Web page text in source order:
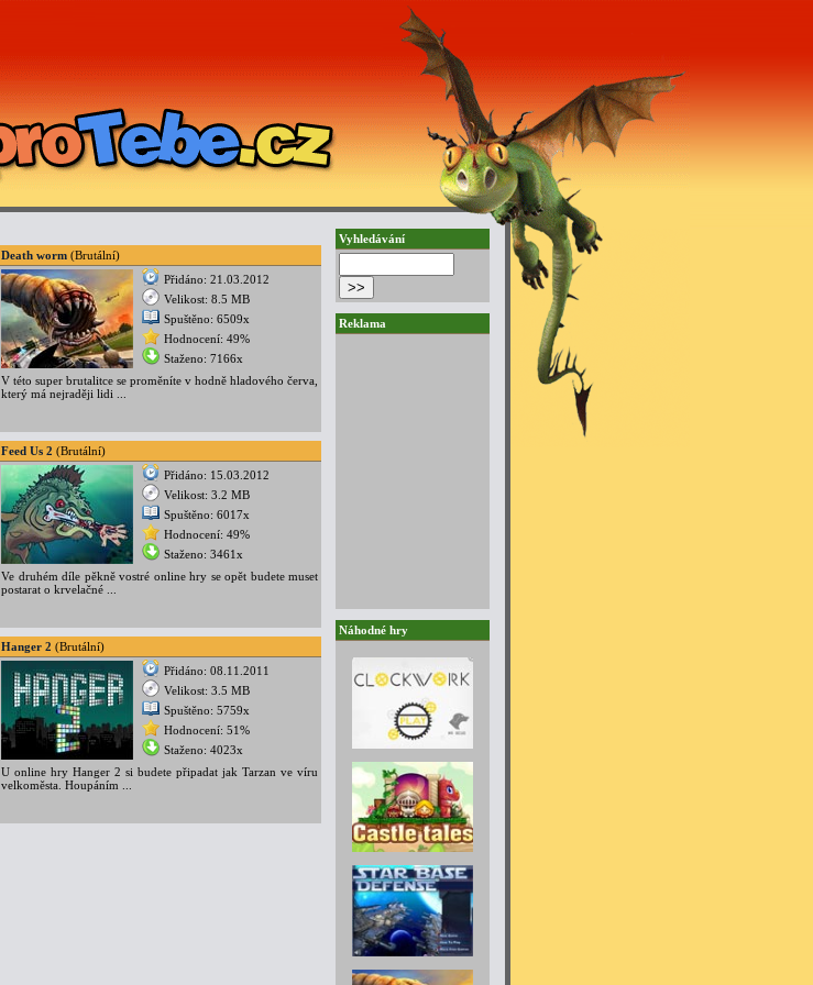
Vyhledávání
Reklama
Náhodné hry
Death worm (Brutální)
Přidáno: 21.03.2012
Velikost: 8.5 MB
Spuštěno: 6509x
Hodnocení: 49%
Staženo: 7166x
V této super brutalitce se proměníte v hodně hladového červa,
který má nejraději lidi ...
Feed Us 2 (Brutální)
Přidáno: 15.03.2012
Velikost: 3.2 MB
Spuštěno: 6017x
Hodnocení: 49%
Staženo: 3461x
Ve druhém díle pěkně vostré online hry se opět budete muset
postarat o krvelačné ...
Hanger 2 (Brutální)
Přidáno: 08.11.2011
Velikost: 3.5 MB
Spuštěno: 5759x
Hodnocení: 51%
Staženo: 4023x
U online hry Hanger 2 si budete připadat jak Tarzan ve víru
velkoměsta. Houpáním ...